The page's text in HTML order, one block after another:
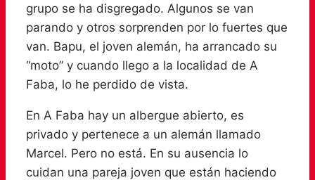
grupo se ha disgregado. Algunos se van
parando y otros sorprenden por lo fuertes que
van. Bapu, el joven alemán, ha arrancado su
“moto” y cuando llego a la localidad de A
Faba, lo he perdido de vista.
En A Faba hay un albergue abierto, es
privado y pertenece a un alemán llamado
Marcel. Pero no está. En su ausencia lo
cuidan una pareja joven que están haciendo